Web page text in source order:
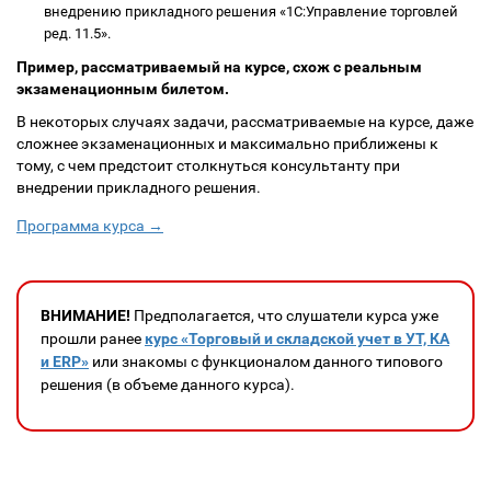
внедрению прикладного решения «1С:Управление торговлей
ред. 11.5».
Пример, рассматриваемый на курсе, схож с реальным
экзаменационным билетом.
В некоторых случаях задачи, рассматриваемые на курсе, даже
сложнее экзаменационных и максимально приближены к
тому, с чем предстоит столкнуться консультанту при
внедрении прикладного решения.
Программа курса →
ВНИМАНИЕ! Предполагается, что слушатели курса уже
прошли ранее курс «Торговый и складской учет в УТ, КА
и ERP» или знакомы с функционалом данного типового
решения (в объеме данного курса).